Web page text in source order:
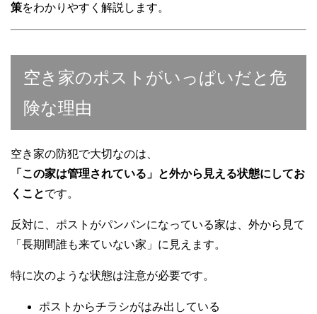
策をわかりやすく解説します。
空き家のポストがいっぱいだと危
険な理由
空き家の防犯で大切なのは、
「この家は管理されている」と外から見える状態にしてお
くことです。
反対に、ポストがパンパンになっている家は、外から見て
「長期間誰も来ていない家」に見えます。
特に次のような状態は注意が必要です。
ポストからチラシがはみ出している